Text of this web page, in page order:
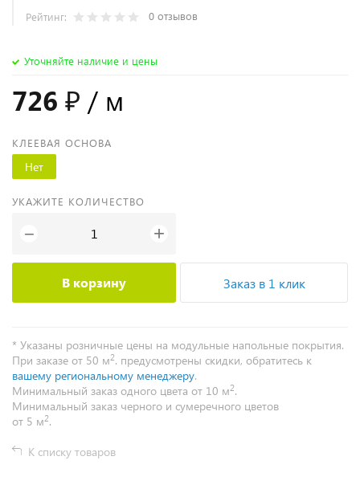
Рейтинг: 0 отзывов
Уточняйте наличие и цены
726 ₽ / м
КЛЕЕВАЯ ОСНОВА
Нет
УКАЖИТЕ КОЛИЧЕСТВО
− +
В корзину Заказ в 1 клик
* Указаны розничные цены на модульные напольные покрытия.
При заказе от 50 м2. предусмотрены скидки, обратитесь к
вашему региональному менеджеру.
Минимальный заказ одного цвета от 10 м2.
Минимальный заказ черного и сумеречного цветов
от 5 м2.
К списку товаров